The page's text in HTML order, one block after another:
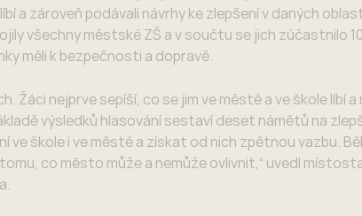
a zároveň podávali návrhy ke zlepšení v daných
všechny městské ZŠ a v součtu se jich zúčastnilo
měli k bezpečnosti a dopravě.
nejprve sepíší, co se jim ve městě a ve škole líbí a
výsledků hlasování sestaví deset námětů na
škole i ve městě a získat od nich zpětnou vazbu.
co město může a nemůže ovlivnit,“ uvedl